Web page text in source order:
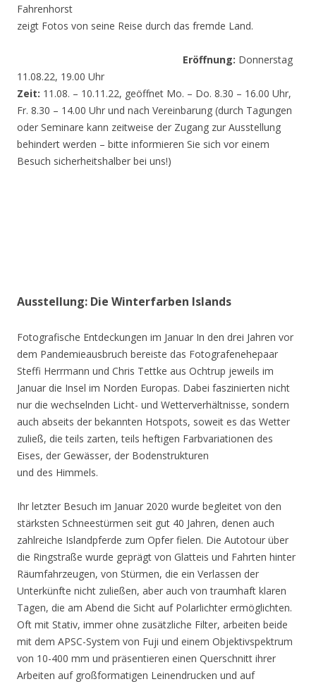
Fahrenhorst
zeigt Fotos von seine Reise durch das fremde Land.
Eröffnung: Donnerstag
11.08.22, 19.00 Uhr
Zeit: 11.08. – 10.11.22, geöffnet Mo. – Do. 8.30 – 16.00 Uhr,
Fr. 8.30 – 14.00 Uhr und nach Vereinbarung (durch Tagungen
oder Seminare kann zeitweise der Zugang zur Ausstellung
behindert werden – bitte informieren Sie sich vor einem
Besuch sicherheitshalber bei uns!)
Ausstellung: Die Winterfarben Islands
Fotografische Entdeckungen im Januar In den drei Jahren vor
dem Pandemieausbruch bereiste das Fotografenehepaar
Steffi Herrmann und Chris Tettke aus Ochtrup jeweils im
Januar die Insel im Norden Europas. Dabei faszinierten nicht
nur die wechselnden Licht- und Wetterverhältnisse, sondern
auch abseits der bekannten Hotspots, soweit es das Wetter
zuließ, die teils zarten, teils heftigen Farbvariationen des
Eises, der Gewässer, der Bodenstrukturen
und des Himmels.
Ihr letzter Besuch im Januar 2020 wurde begleitet von den
stärksten Schneestürmen seit gut 40 Jahren, denen auch
zahlreiche Islandpferde zum Opfer fielen. Die Autotour über
die Ringstraße wurde geprägt von Glatteis und Fahrten hinter
Räumfahrzeugen, von Stürmen, die ein Verlassen der
Unterkünfte nicht zuließen, aber auch von traumhaft klaren
Tagen, die am Abend die Sicht auf Polarlichter ermöglichten.
Oft mit Stativ, immer ohne zusätzliche Filter, arbeiten beide
mit dem APSC-System von Fuji und einem Objektivspektrum
von 10-400 mm und präsentieren einen Querschnitt ihrer
Arbeiten auf großformatigen Leinendrucken und auf